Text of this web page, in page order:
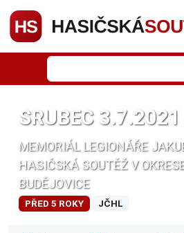
SRUBEC
MEMORIÁL LEGIONÁŘE
HASIČSKÁ SOUTĚŽ V
BUDĚJOVICE
PŘED 5 ROKY JČHL